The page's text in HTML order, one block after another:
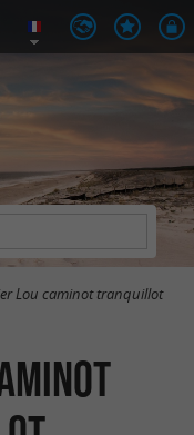
Lou caminot tranquillot